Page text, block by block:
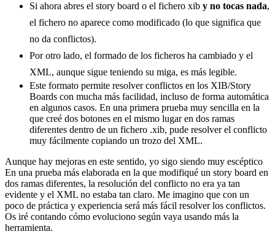
Si ahora abres el story board o el fichero xib y no tocas nada,
el fichero no aparece como modificado (lo que significa que
no da conflictos).
Por otro lado, el formado de los ficheros ha cambiado y el
XML, aunque sigue teniendo su miga, es más legible.
Este formato permite resolver conflictos en los XIB/Story
Boards con mucha más facilidad, incluso de forma automática
en algunos casos. En una primera prueba muy sencilla en la
que creé dos botones en el mismo lugar en dos ramas
diferentes dentro de un fichero .xib, pude resolver el conflicto
muy fácilmente copiando un trozo del XML.
Aunque hay mejoras en este sentido, yo sigo siendo muy escéptico
En una prueba más elaborada en la que modifiqué un story board en
dos ramas diferentes, la resolución del conflicto no era ya tan
evidente y el XML no estaba tan claro. Me imagino que con un
poco de práctica y experiencia será más fácil resolver los conflictos.
Os iré contando cómo evoluciono según vaya usando más la
herramienta.